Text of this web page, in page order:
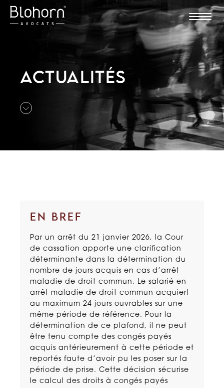
ACTUALITÉS
EN BREF
Par un arrêt du 21 janvier 2026, la Cour
de cassation apporte une clarification
déterminante dans la détermination du
nombre de jours acquis en cas d’arrêt
maladie de droit commun. Le salarié en
arrêt maladie de droit commun acquiert
au maximum 24 jours ouvrables sur une
même période de référence. Pour la
détermination de ce plafond, il ne peut
être tenu compte des congés payés
acquis antérieurement à cette période et
reportés faute d’avoir pu les poser sur la
période de prise. Cette décision sécurise
le calcul des droits à congés payés